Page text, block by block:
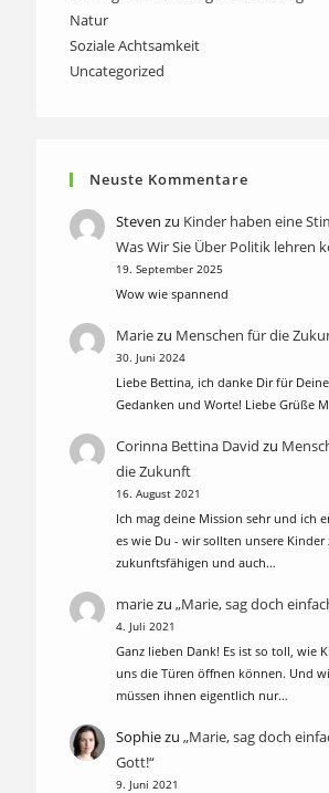
Natur
Soziale Achtsamkeit
Uncategorized
Neuste Kommentare
Steven zu Kinder haben eine
Was Wir Sie Über Politik lehren
19. September 2025
Wow wie spannend
Mariezu Menschen für die
30. Juni 2024
Liebe Bettina, ich danke Dir für Deine
Gedanken und Worte! Liebe Grüße
Corinna Bettina David zu
die Zukunft
16. August 2021
Ich mag deine Mission sehr und ich
es wie Du - wir sollten unsere Kinder
zukunftsfähigen und auch…
mariezu„Marie, sag doch
4. Juli 2021
Ganz lieben Dank! Es ist so toll, wie
uns die Türen öffnen können. Und
müssen ihnen eigentlich nur…
Sophiezu„Marie, sag doch
Gott!“
9. Juni 2021